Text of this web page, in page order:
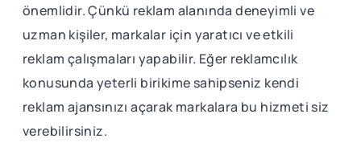
önemlidir. Çünkü reklam alanında deneyimli ve
uzman kişiler, markalar için yaratıcı ve etkili
reklam çalışmaları yapabilir. Eğer reklamcılık
konusunda yeterli birikime sahipseniz kendi
reklam ajansınızı açarak markalara bu hizmeti siz
verebilirsiniz.